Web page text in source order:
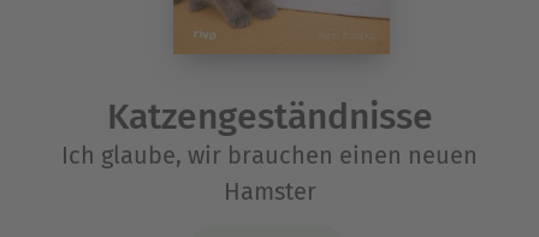
Katzengeständnisse
Ich glaube, wir brauchen einen neuen
Hamster